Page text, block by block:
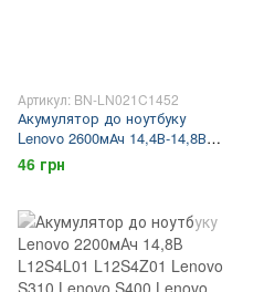
Артикул: BN-LN021C1452
Акумулятор до ноутбуку
Lenovo 2600мАч 14,4В-14,8В
43r9257, 43r9256, 42t4658,
42t4657, 42t4565, 42t4564,
X201t, Lenovo X200t, Lenovo
X201t
46 грн